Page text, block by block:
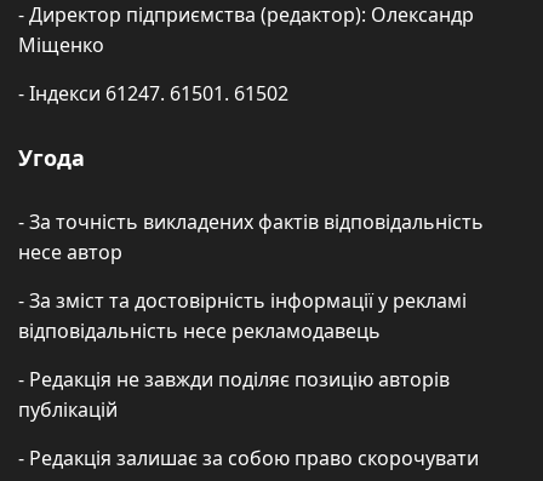
- Директор підприємства (редактор): Олександр
Міщенко
- Індекси 61247. 61501. 61502
Угода
- За точність викладених фактів відповідальність
несе автор
- За зміст та достовірність інформації у рекламі
відповідальність несе рекламодавець
- Редакція не завжди поділяє позицію авторів
публікацій
- Редакція залишає за собою право скорочувати